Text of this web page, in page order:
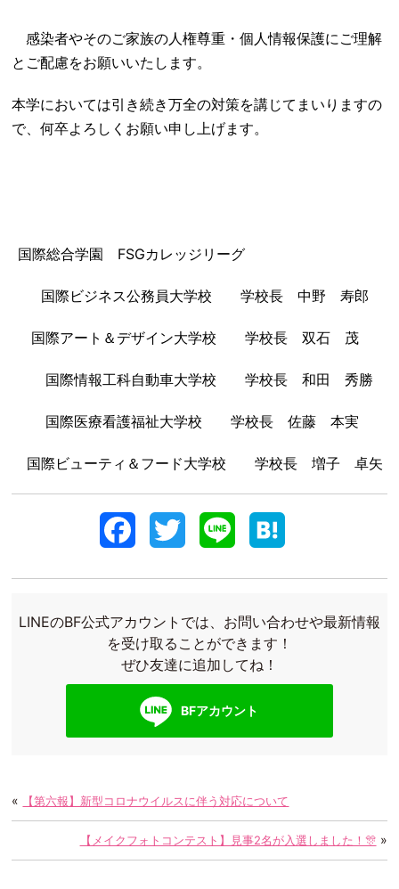
感染者やそのご家族の人権尊重・個人情報保護にご理解
とご配慮をお願いいたします。
本学においては引き続き万全の対策を講じてまいりますの
で、何卒よろしくお願い申し上げます。
国際総合学園 FSGカレッジリーグ
国際ビジネス公務員大学校 学校長 中野 寿郎
国際アート＆デザイン大学校 学校長 双石 茂
国際情報工科自動車大学校 学校長 和田 秀勝
国際医療看護福祉大学校 学校長 佐藤 本実
国際ビューティ＆フード大学校 学校長 増子 卓矢
e
b
o
t
t
e
e
e
LINEのBF公式アカウントでは、お問い合わせや最新情報
を受け取ることができます！
ぜひ友達に追加してね！
BFアカウント
« 【第六報】新型コロナウイルスに伴う対応について
【メイクフォトコンテスト】見事2名が入選しました！🎊 »